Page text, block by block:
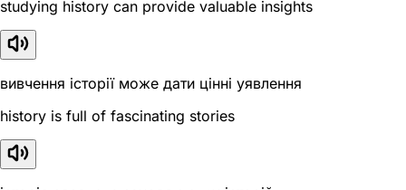
studying history can provide valuable insights
вивчення історії може дати цінні уявлення
history is full of fascinating stories